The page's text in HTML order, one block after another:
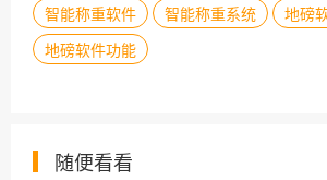
智能称重软件
智能称重系统
地磅
地磅软件功能
随便看看